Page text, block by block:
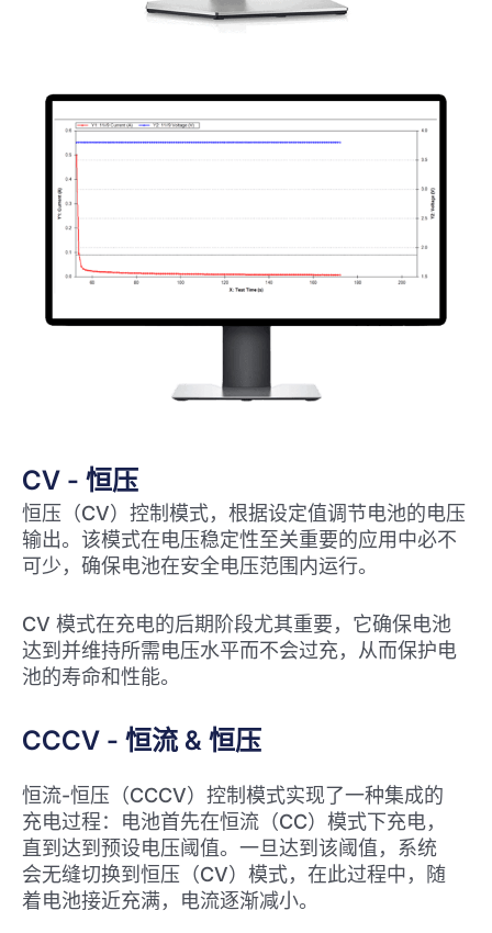
CV - 恒压
恒压（CV）控制模式，根据设定值调节电池的电压
输出。该模式在电压稳定性至关重要的应用中必不
可少，确保电池在安全电压范围内运行。
CV 模式在充电的后期阶段尤其重要，它确保电池
达到并维持所需电压水平而不会过充，从而保护电
池的寿命和性能。
CCCV - 恒流 & 恒压
恒流-恒压（CCCV）控制模式实现了一种集成的
充电过程：电池首先在恒流（CC）模式下充电，
直到达到预设电压阈值。一旦达到该阈值，系统
会无缝切换到恒压（CV）模式，在此过程中，随
着电池接近充满，电流逐渐减小。